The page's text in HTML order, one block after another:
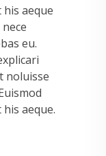
aeque
eu.
noluisse
aeque.